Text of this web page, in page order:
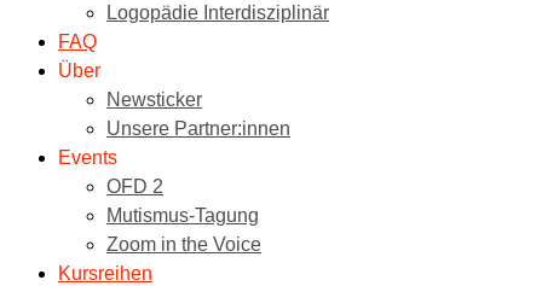
Logopädie Interdisziplinär
FAQ
Über
Newsticker
Unsere Partner:innen
Events
OFD 2
Mutismus-Tagung
Zoom in the Voice
Kursreihen